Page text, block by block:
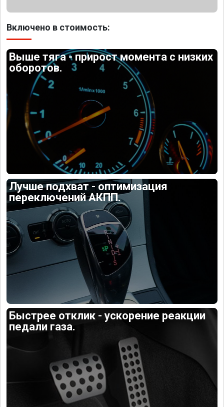
Включено в стоимость:
Выше тяга - прирост момента с низких
оборотов.
Лучше подхват - оптимизация
переключений АКПП.
Быстрее отклик - ускорение реакции
педали газа.